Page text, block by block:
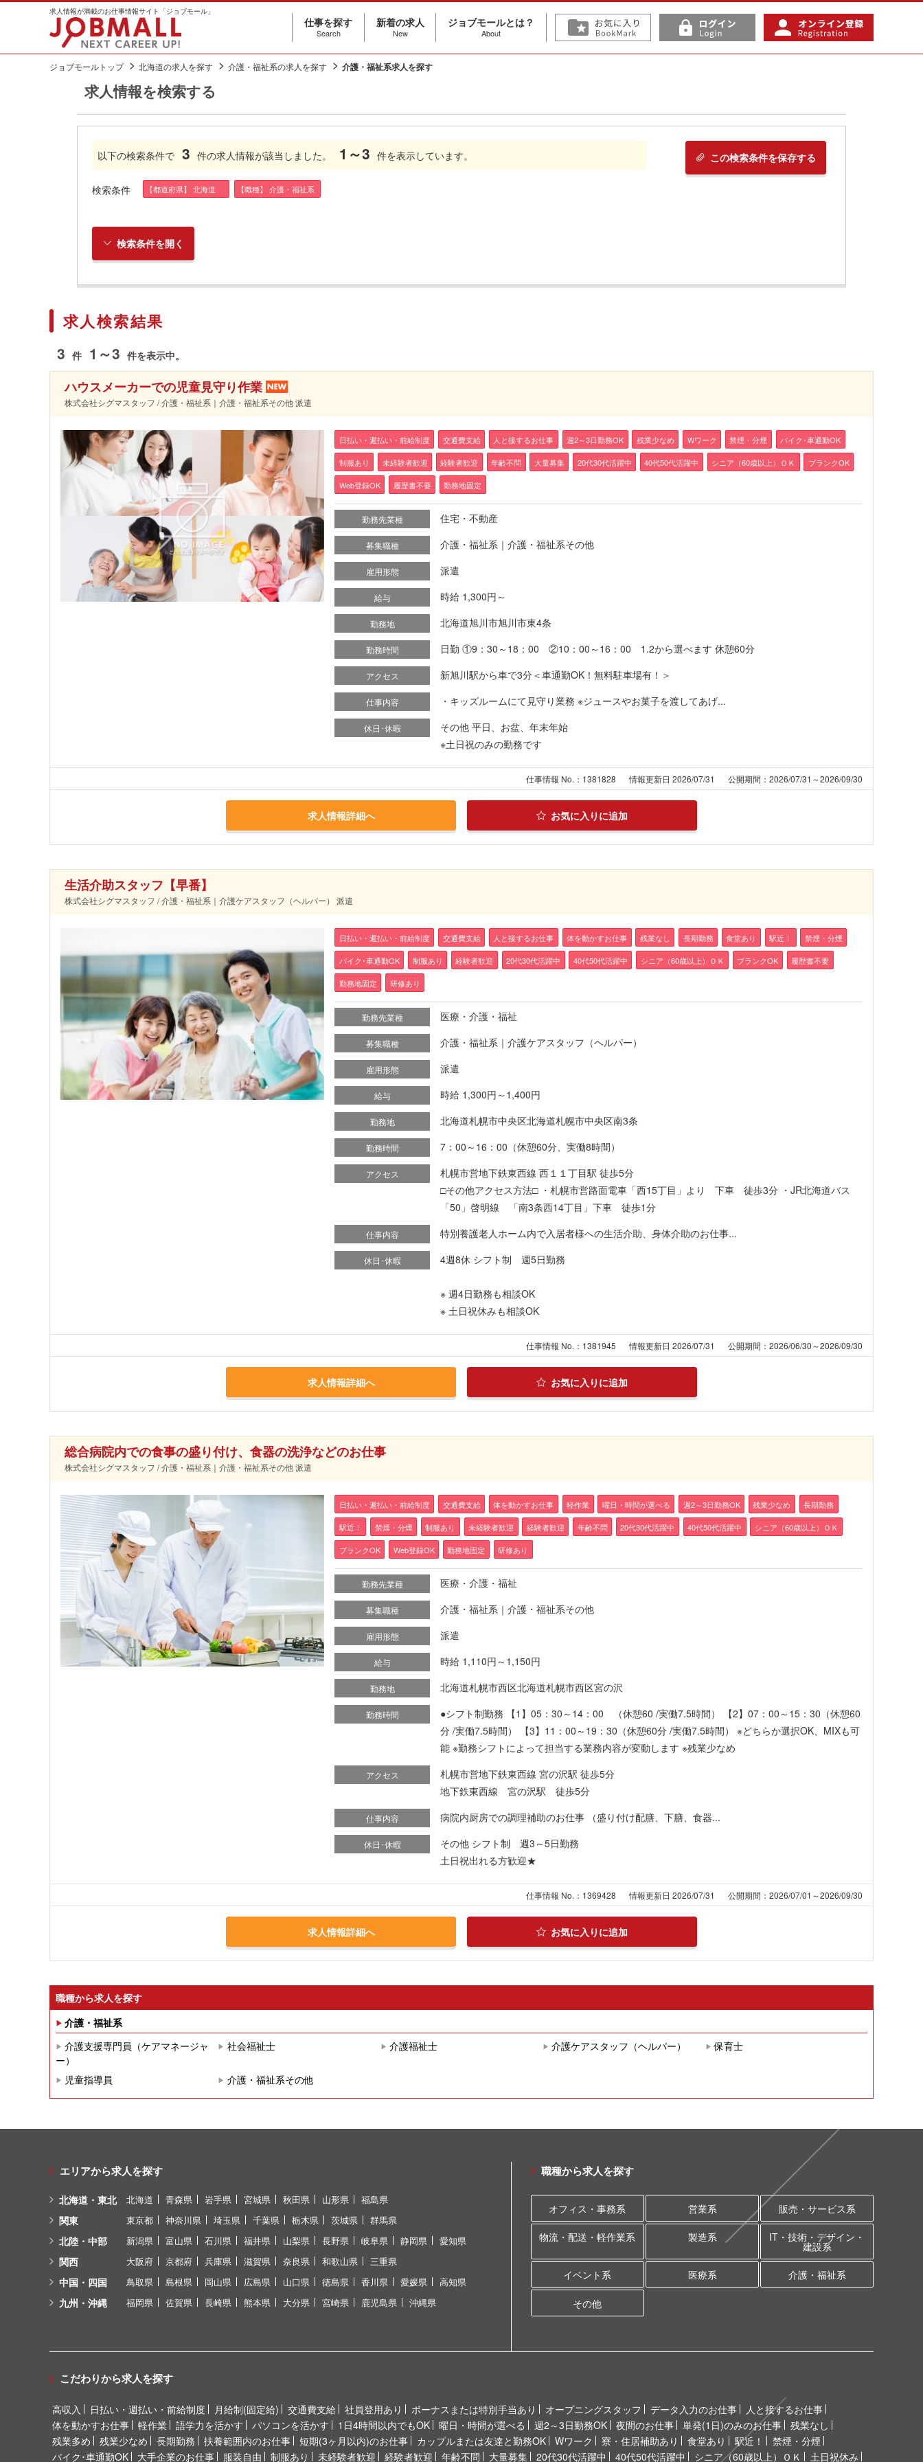
求人情報が満載のお仕事情報サイト「ジョブモール」
仕事を探す
Search
新着の求人
New
ジョブモールとは？
About
ジョブモールトップ 北海道の求人を探す 介護・福祉系の求人を探す 介護・福祉系求人を探す
求人情報を検索する
この検索条件を保存する
以下の検索条件で 3 件の求人情報が該当しました。 1～3 件を表示しています。
検索条件 【都道府県】 北海道 【職種】 介護・福祉系
検索条件を開く
求人検索結果
3 件 1～3 件を表示中。
ハウスメーカーでの児童見守り作業
株式会社シグマスタッフ / 介護・福祉系｜介護・福祉系その他 派遣
日払い・週払い・前給制度 交通費支給 人と接するお仕事 週2～3日勤務OK 残業少なめ Wワーク 禁煙・分煙 バイク･車通勤OK
制服あり 未経験者歓迎 経験者歓迎 年齢不問 大量募集 20代30代活躍中 40代50代活躍中 シニア（60歳以上）ＯＫ ブランクOK
Web登録OK 履歴書不要 勤務地固定
勤務先業種 住宅・不動産
募集職種 介護・福祉系｜介護・福祉系その他
雇用形態 派遣
給与 時給 1,300円～
勤務地 北海道旭川市旭川市東4条
勤務時間 日勤 ①9：30～18：00 ②10：00～16：00 1.2から選べます 休憩60分
アクセス 新旭川駅から車で3分＜車通勤OK！無料駐車場有！＞
仕事内容 ・キッズルームにて見守り業務 ※ジュースやお菓子を渡してあげ...
休日･休暇
その他 平日、お盆、年末年始
※土日祝のみの勤務です
仕事情報 No.：1381828 情報更新日 2026/07/31 公開期間：2026/07/31～2026/09/30
求人情報詳細へ お気に入りに追加
生活介助スタッフ【早番】
株式会社シグマスタッフ / 介護・福祉系｜介護ケアスタッフ（ヘルパー） 派遣
日払い・週払い・前給制度 交通費支給 人と接するお仕事 体を動かすお仕事 残業なし 長期勤務 食堂あり 駅近！ 禁煙・分煙
バイク･車通勤OK 制服あり 経験者歓迎 20代30代活躍中 40代50代活躍中 シニア（60歳以上）ＯＫ ブランクOK 履歴書不要
勤務地固定 研修あり
勤務先業種 医療・介護・福祉
募集職種 介護・福祉系｜介護ケアスタッフ（ヘルパー）
雇用形態 派遣
給与 時給 1,300円～1,400円
勤務地 北海道札幌市中央区北海道札幌市中央区南3条
勤務時間 7：00～16：00（休憩60分、実働8時間）
アクセス
札幌市営地下鉄東西線 西１１丁目駅 徒歩5分
□その他アクセス方法□ ・札幌市営路面電車「西15丁目」より 下車 徒歩3分 ・JR北海道バス
「50」啓明線 「南3条西14丁目」下車 徒歩1分
仕事内容 特別養護老人ホーム内で入居者様への生活介助、身体介助のお仕事...
休日･休暇 4週8休 シフト制 週5日勤務
※ 週4日勤務も相談OK
※ 土日祝休みも相談OK
仕事情報 No.：1381945 情報更新日 2026/07/31 公開期間：2026/06/30～2026/09/30
求人情報詳細へ お気に入りに追加
総合病院内での食事の盛り付け、食器の洗浄などのお仕事
株式会社シグマスタッフ / 介護・福祉系｜介護・福祉系その他 派遣
日払い・週払い・前給制度 交通費支給 体を動かすお仕事 軽作業 曜日・時間が選べる 週2～3日勤務OK 残業少なめ 長期勤務
駅近！ 禁煙・分煙 制服あり 未経験者歓迎 経験者歓迎 年齢不問 20代30代活躍中 40代50代活躍中 シニア（60歳以上）ＯＫ
ブランクOK Web登録OK 勤務地固定 研修あり
勤務先業種 医療・介護・福祉
募集職種 介護・福祉系｜介護・福祉系その他
雇用形態 派遣
給与 時給 1,110円～1,150円
勤務地 北海道札幌市西区北海道札幌市西区宮の沢
勤務時間
●シフト制勤務 【1】05：30～14：00 （休憩60 /実働7.5時間） 【2】07：00～15：30（休憩60
分 /実働7.5時間） 【3】11：00～19：30（休憩60分 /実働7.5時間） ※どちらか選択OK、MIXも可
能 ※勤務シフトによって担当する業務内容が変動します ※残業少なめ
アクセス
札幌市営地下鉄東西線 宮の沢駅 徒歩5分
地下鉄東西線 宮の沢駅 徒歩5分
仕事内容 病院内厨房での調理補助のお仕事 （盛り付け配膳、下膳、食器...
休日･休暇
その他 シフト制 週3～5日勤務
土日祝出れる方歓迎★
仕事情報 No.：1369428 情報更新日 2026/07/31 公開期間：2026/07/01～2026/09/30
求人情報詳細へ お気に入りに追加
職種から求人を探す
介護・福祉系
介護支援専門員（ケアマネージャ
ー）
社会福祉士 介護福祉士 介護ケアスタッフ（ヘルパー） 保育士
児童指導員 介護・福祉系その他
エリアから求人を探す
北海道・東北 北海道 青森県 岩手県 宮城県 秋田県 山形県 福島県
関東 東京都 神奈川県 埼玉県 千葉県 栃木県 茨城県 群馬県
北陸・中部 新潟県 富山県 石川県 福井県 山梨県 長野県 岐阜県 静岡県 愛知県
関西 大阪府 京都府 兵庫県 滋賀県 奈良県 和歌山県 三重県
中国・四国 鳥取県 島根県 岡山県 広島県 山口県 徳島県 香川県 愛媛県 高知県
九州・沖縄 福岡県 佐賀県 長崎県 熊本県 大分県 宮崎県 鹿児島県 沖縄県
職種から求人を探す
オフィス・事務系 営業系 販売・サービス系
物流・配送・軽作業系 製造系 IT・技術・デザイン・
建設系
イベント系 医療系 介護・福祉系
その他
こだわりから求人を探す
高収入 日払い・週払い・前給制度 月給制(固定給) 交通費支給 社員登用あり ボーナスまたは特別手当あり オープニングスタッフ データ入力のお仕事
人と接するお仕事
体を動かすお仕事
軽作業 語学力を活かす パソコンを活かす 1日4時間以内でもOK 曜日・時間が選べる 週2～3日勤務OK 夜間のお仕事 単発(1日)のみのお仕事
残業なし
残業多め
残業少なめ 長期勤務 扶養範囲内のお仕事 短期(3ヶ月以内)のお仕事 カップルまたは友達と勤務OK Wワーク 寮・住居補助あり 食堂あり 駅近！
禁煙・分煙
バイク･車通勤OK
大手企業のお仕事 服装自由 制服あり 未経験者歓迎 経験者歓迎 年齢不問 大量募集 20代30代活躍中 40代50代活躍中 シニア（60歳以上）ＯＫ 土日祝休み